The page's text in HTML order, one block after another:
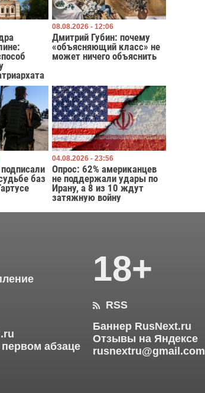
08.08.2026 - 12:06
Дмитрий Губин: почему
«объясняющий класс» не
может ничего объяснить
баз
04.08.2026 - 23:56
Опрос: 62% американцев
не поддержали удары по
Ирану, а 8 из 10 ждут
затяжную войну
первом абзаце
18+

RSS
Баннер RusNext.ru
Отзывы на Яндексе
rusnextru@gmail.com